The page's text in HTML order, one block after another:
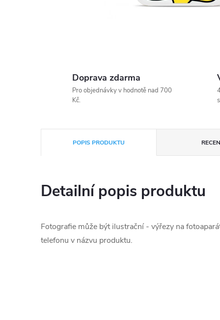
Doprava zdarma
Pro objednávky v hodnotě nad 700
Kč.
POPIS PRODUKTU
Detailní popis produktu
Fotografie může být ilustrační - výřezy na
telefonu v názvu produktu.